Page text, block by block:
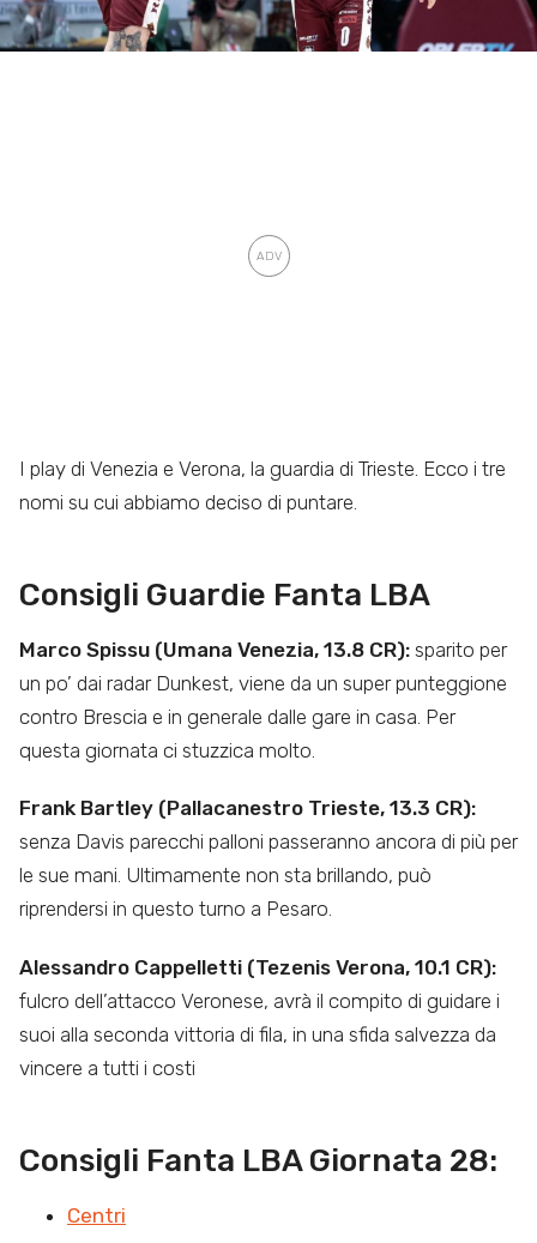
I play di Venezia e Verona, la guardia di Trieste. Ecco i tre
nomi su cui abbiamo deciso di puntare.
Consigli Guardie Fanta LBA
Marco Spissu (Umana Venezia, 13.8 CR): sparito per
un po’ dai radar Dunkest, viene da un super punteggione
contro Brescia e in generale dalle gare in casa. Per
questa giornata ci stuzzica molto.
Frank Bartley (Pallacanestro Trieste, 13.3 CR):
senza Davis parecchi palloni passeranno ancora di più per
le sue mani. Ultimamente non sta brillando, può
riprendersi in questo turno a Pesaro.
Alessandro Cappelletti (Tezenis Verona, 10.1 CR):
fulcro dell’attacco Veronese, avrà il compito di guidare i
suoi alla seconda vittoria di fila, in una sfida salvezza da
vincere a tutti i costi
Consigli Fanta LBA Giornata 28:
Centri